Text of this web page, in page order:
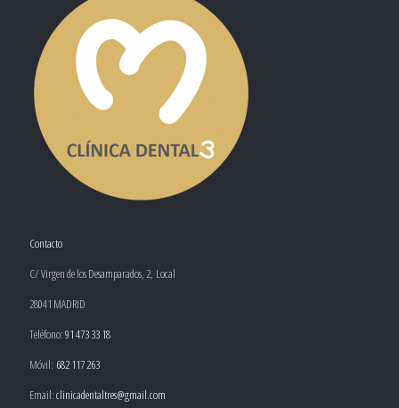
Contacto
C/ Virgen de los Desamparados, 2, Local
28041 MADRID
Teléfono:91 473 33 18
Móvil: 682 117 263
Email:clinicadentaltres@gmail.com